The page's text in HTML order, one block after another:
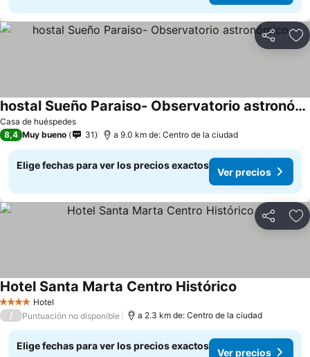
Compartir
Casa de huéspedes
hostal Sueño Paraiso- Observatorio astronómico
Ver precios
8,4 Muy bueno 31 a 9.0 km de: Centro de la ciudad
Elige fechas para ver los precios exactos
Ver precios
Compartir
4 EstrellasHotel
Hotel Santa Marta Centro Histórico
/ Puntuación no disponible a 2.3 km de: Centro de la ciudad
Elige fechas para ver los precios exactos
Ver precios